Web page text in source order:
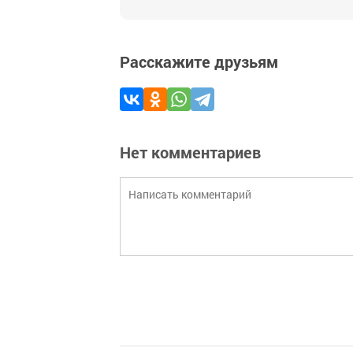
Расскажите друзьям
Нет комментариев